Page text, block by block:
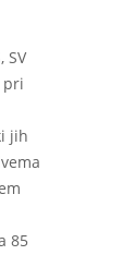
SV
pri
jih
85